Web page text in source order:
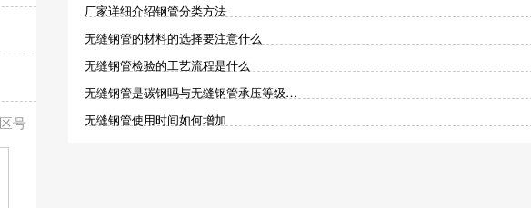
号
厂家详细介绍钢管分类方法
无缝钢管的材料的选择要注意什么
无缝钢管检验的工艺流程是什么
无缝钢管是碳钢吗与无缝钢管承压等级…
无缝钢管使用时间如何增加